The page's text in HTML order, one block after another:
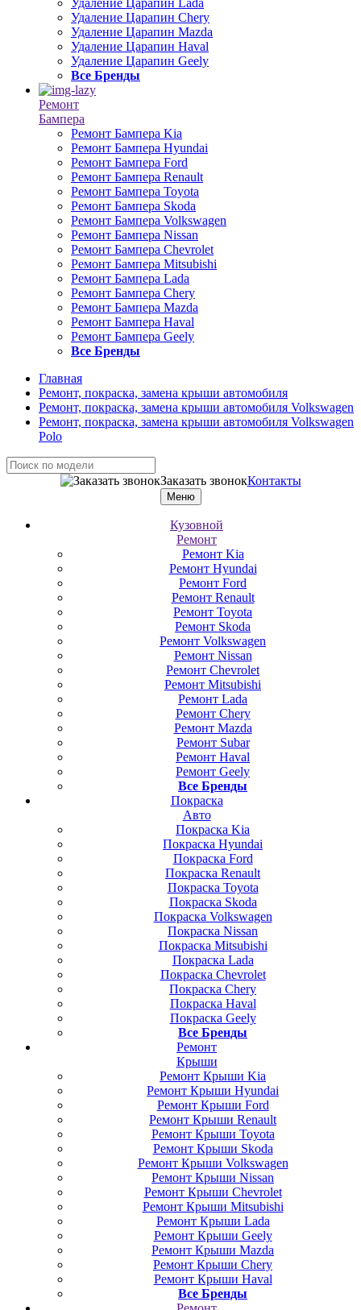
Удаление Царапин Lada
Удаление Царапин Chery
Удаление Царапин Mazda
Удаление Царапин Haval
Удаление Царапин Geely
Все Бренды
Ремонт
Бампера
Ремонт Бампера Kia
Ремонт Бампера Hyundai
Ремонт Бампера Ford
Ремонт Бампера Renault
Ремонт Бампера Toyota
Ремонт Бампера Skoda
Ремонт Бампера Volkswagen
Ремонт Бампера Nissan
Ремонт Бампера Chevrolet
Ремонт Бампера Mitsubishi
Ремонт Бампера Lada
Ремонт Бампера Chery
Ремонт Бампера Mazda
Ремонт Бампера Haval
Ремонт Бампера Geely
Все Бренды
Главная
Ремонт, покраска, замена крыши автомобиля
Ремонт, покраска, замена крыши автомобиля Volkswagen
Ремонт, покраска, замена крыши автомобиля Volkswagen
Polo
Заказать звонокКонтакты
Меню
Кузовной
Ремонт
Ремонт Kia
Ремонт Hyundai
Ремонт Ford
Ремонт Renault
Ремонт Toyota
Ремонт Skoda
Ремонт Volkswagen
Ремонт Nissan
Ремонт Chevrolet
Ремонт Mitsubishi
Ремонт Lada
Ремонт Chery
Ремонт Mazda
Ремонт Subar
Ремонт Haval
Ремонт Geely
Все Бренды
Покраска
Авто
Покраска Kia
Покраска Hyundai
Покраска Ford
Покраска Renault
Покраска Toyota
Покраска Skoda
Покраска Volkswagen
Покраска Nissan
Покраска Mitsubishi
Покраска Lada
Покраска Chevrolet
Покраска Chery
Покраска Haval
Покраска Geely
Все Бренды
Ремонт
Крыши
Ремонт Крыши Kia
Ремонт Крыши Hyundai
Ремонт Крыши Ford
Ремонт Крыши Renault
Ремонт Крыши Toyota
Ремонт Крыши Skoda
Ремонт Крыши Volkswagen
Ремонт Крыши Nissan
Ремонт Крыши Chevrolet
Ремонт Крыши Mitsubishi
Ремонт Крыши Lada
Ремонт Крыши Geely
Ремонт Крыши Mazda
Ремонт Крыши Chery
Ремонт Крыши Haval
Все Бренды